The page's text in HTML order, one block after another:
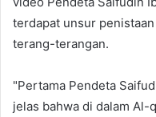
terdapat unsur
terang-terangan.
"Pertama Pendeta
jelas bahwa di dalam Al-